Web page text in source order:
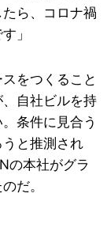
ら、コロナ禍
」
をつくること
自社ビルを持
条件に見合う
と推測され
の本社がグラ
だ。